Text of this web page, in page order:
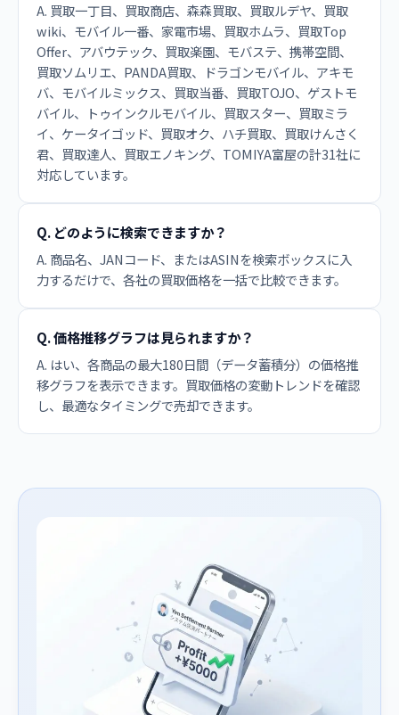
A. 買取一丁目、買取商店、森森買取、買取ルデヤ、買取
wiki、モバイル一番、家電市場、買取ホムラ、買取Top
Offer、アバウテック、買取楽園、モバステ、携帯空間、
買取ソムリエ、PANDA買取、ドラゴンモバイル、アキモ
バ、モバイルミックス、買取当番、買取TOJO、ゲストモ
バイル、トゥインクルモバイル、買取スター、買取ミラ
イ、ケータイゴッド、買取オク、ハチ買取、買取けんさく
君、買取達人、買取エノキング、TOMIYA富屋の計31社に
対応しています。
Q. どのように検索できますか？
A. 商品名、JANコード、またはASINを検索ボックスに入
力するだけで、各社の買取価格を一括で比較できます。
Q. 価格推移グラフは見られますか？
A. はい、各商品の最大180日間（データ蓄積分）の価格推
移グラフを表示できます。買取価格の変動トレンドを確認
し、最適なタイミングで売却できます。